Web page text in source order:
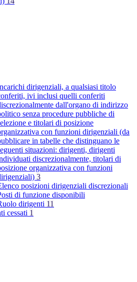
dirigenziali, a qualsiasi titolo
ivi inclusi quelli conferiti
dall'organo di indirizzo
senza procedure pubbliche di
e titolari di posizione
con funzioni dirigenziali (da
in tabelle che distinguano le
situazioni: dirigenti, dirigenti
discrezionalmente, titolari di
organizzativa con funzioni
3
posizioni dirigenziali discrezionali
di funzione disponibili
dirigenti 11
cessati 1